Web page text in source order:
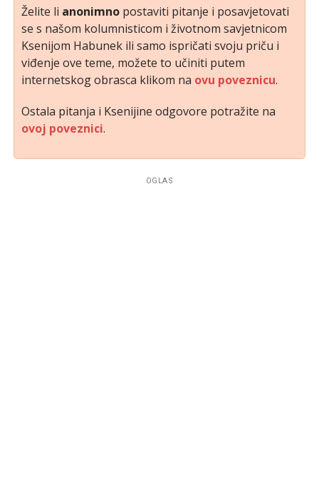
Želite li anonimnopostaviti pitanje i posavjetovati
se s našom kolumnisticom i životnom savjetnicom
Ksenijom Habunek ili samo ispričati svoju priču i
viđenje ove teme, možete to učiniti putem
internetskog obrasca klikom na ovu poveznicu.
Ostala pitanja i Ksenijine odgovore potražite na
ovoj poveznici.
OGLAS